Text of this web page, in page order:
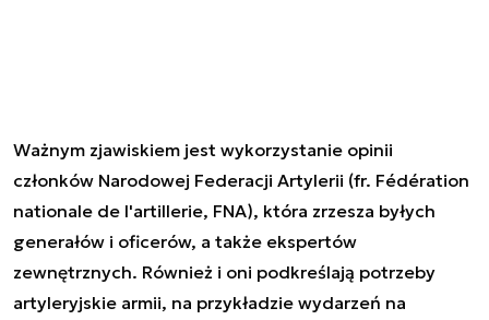
Ważnym zjawiskiem jest wykorzystanie opinii
członków Narodowej Federacji Artylerii (fr. Fédération
nationale de l'artillerie, FNA), która zrzesza byłych
generałów i oficerów, a także ekspertów
zewnętrznych. Również i oni podkreślają potrzeby
artyleryjskie armii, na przykładzie wydarzeń na